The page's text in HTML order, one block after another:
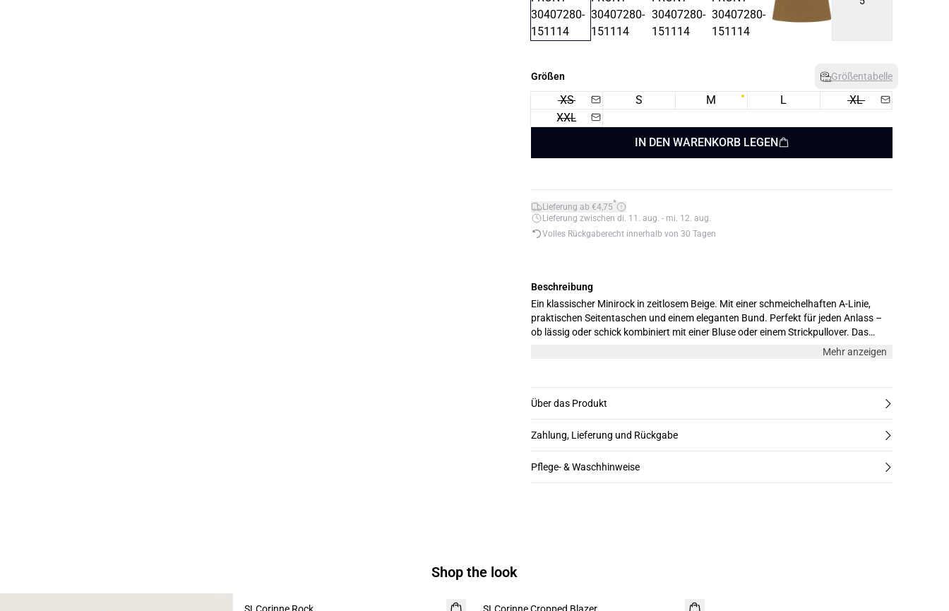
Größen Größentabelle
XS S M L
XL
XXL
IN DEN WARENKORB LEGEN
Lieferung ab €4,75*
Lieferung zwischen di. 11. aug. - mi. 12. aug.
Volles Rückgaberecht innerhalb von 30 Tagen
Beschreibung
Ein klassischer Minirock in zeitlosem Beige. Mit einer schmeichelhaften A-Linie,
praktischen Seitentaschen und einem eleganten Bund. Perfekt für jeden Anlass –
ob lässig oder schick kombiniert mit einer Bluse oder einem Strickpullover. Das
Mehr anzeigen
Über das Produkt
Zahlung, Lieferung und Rückgabe
Pflege- & Waschhinweise
Shop the look
-50%